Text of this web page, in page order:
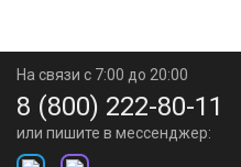
На связи с 7:00 до 20:00
8 (800) 222-80-11
или пишите в мессенджер: